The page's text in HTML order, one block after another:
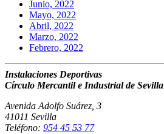
Junio, 2022
Mayo, 2022
Abril, 2022
Marzo, 2022
Febrero, 2022
Instalaciones Deportivas
Círculo Mercantil e Industrial de Sevilla
Avenida Adolfo Suárez, 3
41011 Sevilla
Teléfono: 954 45 53 77